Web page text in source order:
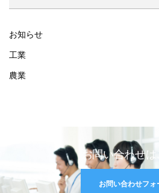
お知らせ
工業
農業
お問い合わせ
お問い合わせフォ